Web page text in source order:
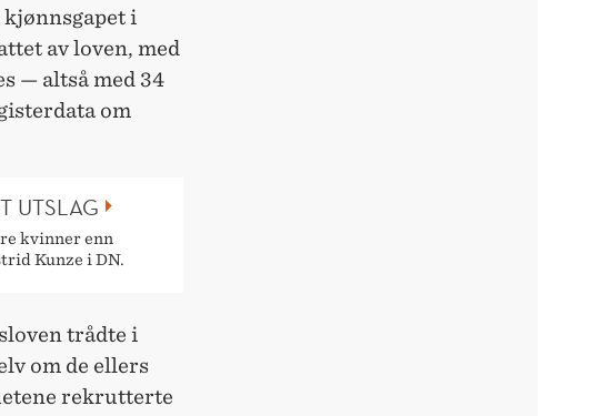
i
av loven, med
— altså med 34
om
UTSLAG
kvinner enn
Kunze i DN.
trådte i
om de ellers
rekrutterte